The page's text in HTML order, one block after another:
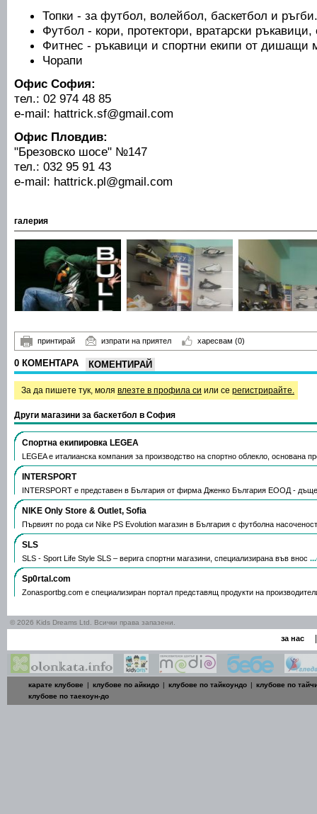
Топки - за футбол, волейбол, баскетбол и ръгби.
Футбол - кори, протектори, вратарски ръкавици,
Фитнес - ръкавици и спортни екипи от дишащи
Чорапи
Офис София:
тел.: 02 974 48 85
e-mail: hattrick.sf@gmail.com
Офис Пловдив:
"Брезовско шосе" №147
тел.: 032 95 91 43
e-mail: hattrick.pl@gmail.com
галерия
принтирай изпрати на приятел харесвам (0)
0 КОМЕНТАРА КОМЕНТИРАЙ
За да пишете тук, моля влезте в профила си или се регистрирайте.
Други магазини за баскетбол в София
Спортна екипировка LEGEA
LEGEA е италианска компания за производство на спортно облекло, основана
INTERSPORT
INTERSPORT е представен в България от фирма Дженко България ЕООД -
NIKE Only Store & Outlet, Sofia
Първият по рода си Nike PS Evolution магазин в България с футболна
SLS
SLS - Sport Life Style SLS – верига спортни магазини, специализирана във внос
Sp0rtal.com
Zonasportbg.com e специализиран портал представящ продукти на
© 2026 Kids Dreams Ltd. Всички права запазени.
за нас |
карате клубове | клубове по айкидо | клубове по тайкоундо | клубове по
клубове по таекоун-до